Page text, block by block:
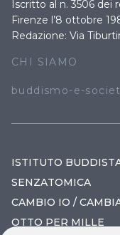
Iscritto al n. 3506 dei
Firenze l’8 ottobre
Redazione: Via
CHI SIAMO
buddismo-e-
ISTITUTO
SENZATOMICA
CAMBIO IO /
OTTO PER MILLE